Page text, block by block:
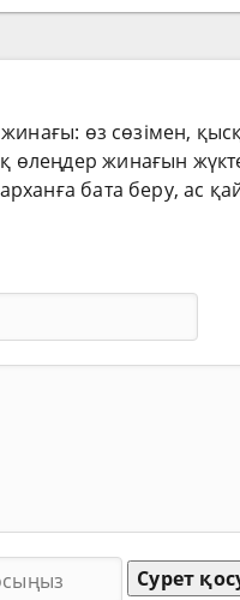
жинағы: өз сөзімен,
өлеңдер жинағын
бата беру, ас
Сурет